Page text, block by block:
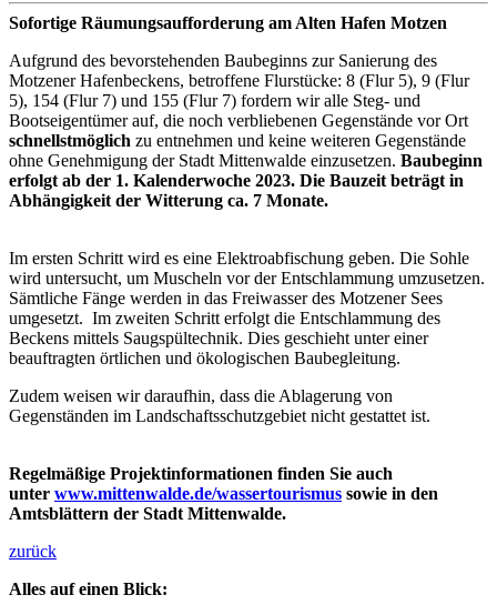
Sofortige Räumungsaufforderung am Alten Hafen Motzen
Aufgrund des bevorstehenden Baubeginns zur Sanierung des
Motzener Hafenbeckens, betroffene Flurstücke: 8 (Flur 5), 9 (Flur
5), 154 (Flur 7) und 155 (Flur 7) fordern wir alle Steg- und
Bootseigentümer auf, die noch verbliebenen Gegenstände vor Ort
schnellstmöglich zu entnehmen und keine weiteren Gegenstände
ohne Genehmigung der Stadt Mittenwalde einzusetzen. Baubeginn
erfolgt ab der 1. Kalenderwoche 2023. Die Bauzeit beträgt in
Abhängigkeit der Witterung ca. 7 Monate.
Im ersten Schritt wird es eine Elektroabfischung geben. Die Sohle
wird untersucht, um Muscheln vor der Entschlammung umzusetzen.
Sämtliche Fänge werden in das Freiwasser des Motzener Sees
umgesetzt. Im zweiten Schritt erfolgt die Entschlammung des
Beckens mittels Saugspültechnik. Dies geschieht unter einer
beauftragten örtlichen und ökologischen Baubegleitung.
Zudem weisen wir daraufhin, dass die Ablagerung von
Gegenständen im Landschaftsschutzgebiet nicht gestattet ist.
Regelmäßige Projektinformationen finden Sie auch
unter www.mittenwalde.de/wassertourismus sowie in den
Amtsblättern der Stadt Mittenwalde.
zurück
Alles auf einen Blick: